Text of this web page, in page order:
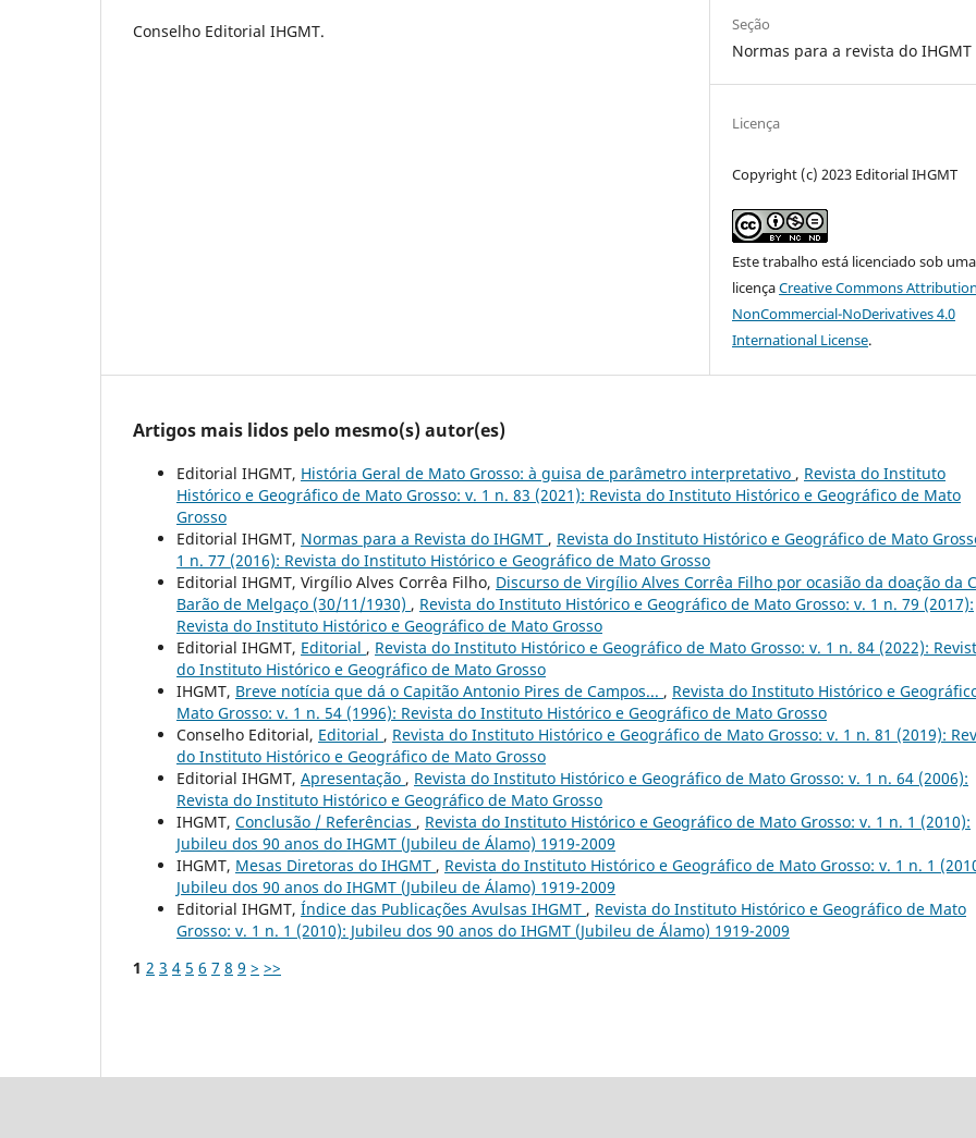
Conselho Editorial IHGMT. Seção
Normas para a revista do IHGMT
Licença
Copyright (c) 2023 Editorial IHGMT
Este trabalho está licenciado sob uma
licençaCreative Commons
NonCommercial-NoDerivatives 4.0
International License.
Artigos mais lidos pelo mesmo(s) autor(es)
Editorial IHGMT, História Geral de Mato Grosso: à guisa de parâmetro interpretativo , Revista do Instituto
Histórico e Geográfico de Mato Grosso: v. 1 n. 83 (2021): Revista do Instituto Histórico e Geográfico de Mato
Grosso
Editorial IHGMT, Normas para a Revista do IHGMT , Revista do Instituto Histórico e Geográfico de Mato
1 n. 77 (2016): Revista do Instituto Histórico e Geográfico de Mato Grosso
Editorial IHGMT, Virgílio Alves Corrêa Filho, Discurso de Virgílio Alves Corrêa Filho por ocasião da doação da
Barão de Melgaço (30/11/1930) , Revista do Instituto Histórico e Geográfico de Mato Grosso: v. 1 n. 79 (2017):
Revista do Instituto Histórico e Geográfico de Mato Grosso
Editorial IHGMT, Editorial , Revista do Instituto Histórico e Geográfico de Mato Grosso: v. 1 n. 84 (2022):
do Instituto Histórico e Geográfico de Mato Grosso
IHGMT, Breve notícia que dá o Capitão Antonio Pires de Campos... , Revista do Instituto Histórico e
Mato Grosso: v. 1 n. 54 (1996): Revista do Instituto Histórico e Geográfico de Mato Grosso
Conselho Editorial, Editorial , Revista do Instituto Histórico e Geográfico de Mato Grosso: v. 1 n. 81 (2019):
do Instituto Histórico e Geográfico de Mato Grosso
Editorial IHGMT, Apresentação , Revista do Instituto Histórico e Geográfico de Mato Grosso: v. 1 n. 64 (2006):
Revista do Instituto Histórico e Geográfico de Mato Grosso
IHGMT, Conclusão / Referências , Revista do Instituto Histórico e Geográfico de Mato Grosso: v. 1 n. 1 (2010):
Jubileu dos 90 anos do IHGMT (Jubileu de Álamo) 1919-2009
IHGMT, Mesas Diretoras do IHGMT , Revista do Instituto Histórico e Geográfico de Mato Grosso: v. 1 n. 1
Jubileu dos 90 anos do IHGMT (Jubileu de Álamo) 1919-2009
Editorial IHGMT, Índice das Publicações Avulsas IHGMT , Revista do Instituto Histórico e Geográfico de Mato
Grosso: v. 1 n. 1 (2010): Jubileu dos 90 anos do IHGMT (Jubileu de Álamo) 1919-2009
1 2 3 4 5 6 7 8 9 > >>